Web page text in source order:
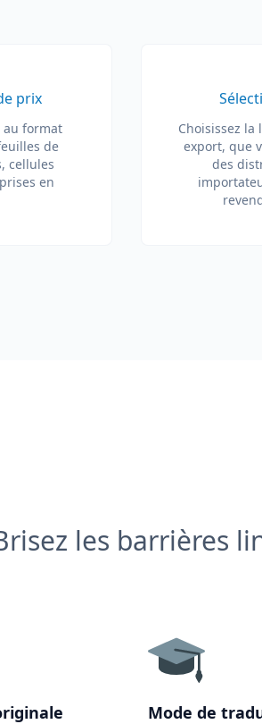
prix
au format
de
cellules
en
Choisissez
export, que
des
les barrières
Mode de